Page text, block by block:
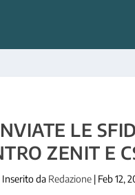
LE
ZENIT E
Inserito da Redazione| Feb 12,